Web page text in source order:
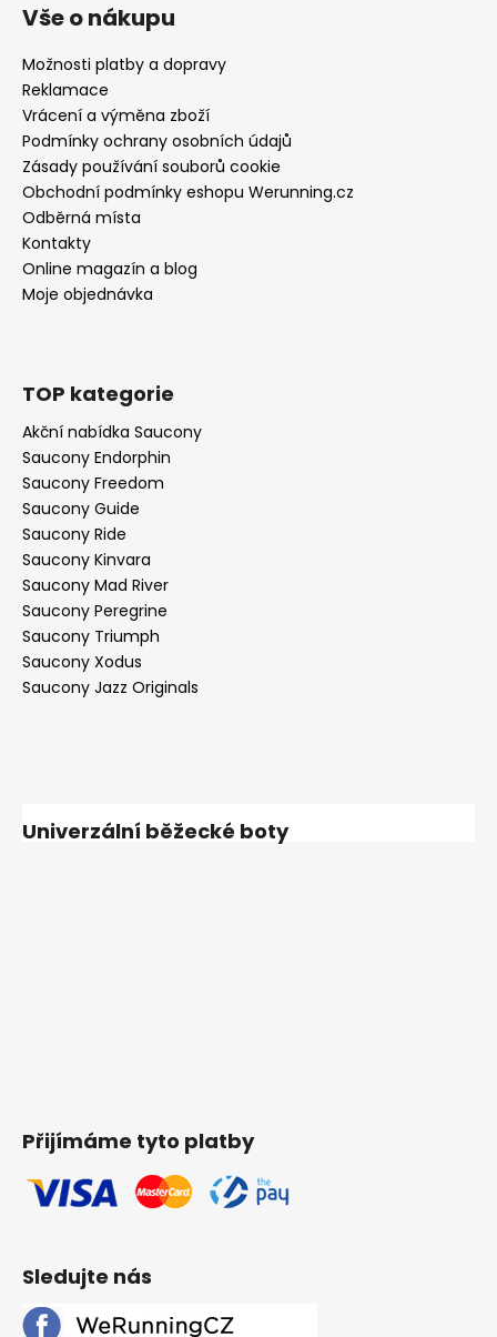
Vše o nákupu
Možnosti platby a dopravy
Reklamace
Vrácení a výměna zboží
Podmínky ochrany osobních údajů
Zásady používání souborů cookie
Obchodní podmínky eshopu Werunning.cz
Odběrná místa
Kontakty
Online magazín a blog
Moje objednávka
TOP kategorie
Akční nabídka Saucony
Saucony Endorphin
Saucony Freedom
Saucony Guide
Saucony Ride
Saucony Kinvara
Saucony Mad River
Saucony Peregrine
Saucony Triumph
Saucony Xodus
Saucony Jazz Originals
Univerzální běžecké boty
Přijímáme tyto platby
Sledujte nás